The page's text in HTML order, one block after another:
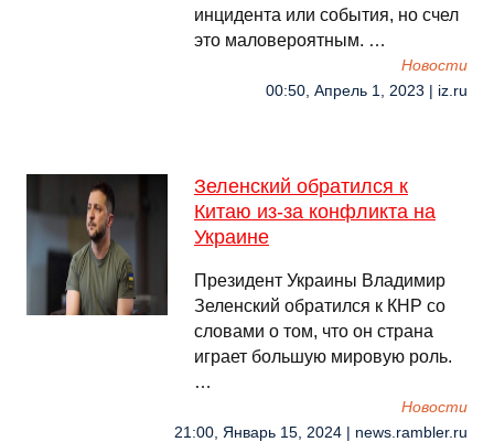
инцидента или события, но счел
это маловероятным. …
Новости
00:50, Апрель 1, 2023 | iz.ru
Зеленский обратился к
Китаю из-за конфликта на
Украине
Президент Украины Владимир
Зеленский обратился к КНР со
словами о том, что он страна
играет большую мировую роль.
…
Новости
21:00, Январь 15, 2024 | news.rambler.ru